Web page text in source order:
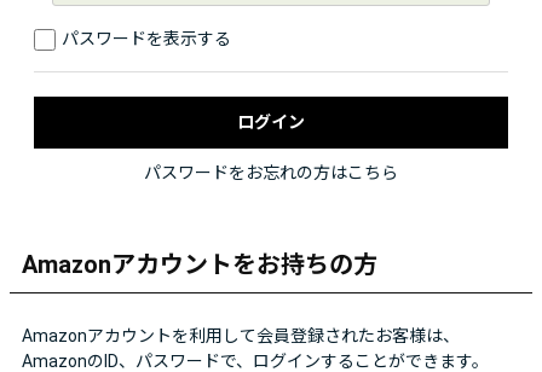
パスワードを表示する
パスワードをお忘れの方はこちら
Amazonアカウントをお持ちの方
Amazonアカウントを利用して会員登録されたお客様は、
AmazonのID、パスワードで、ログインすることができます。